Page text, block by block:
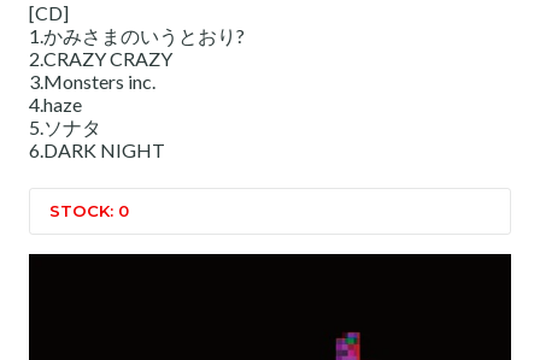
[CD]
1.かみさまのいうとおり?
2.CRAZY CRAZY
3.Monsters inc.
4.haze
5.ソナタ
6.DARK NIGHT
STOCK: 0